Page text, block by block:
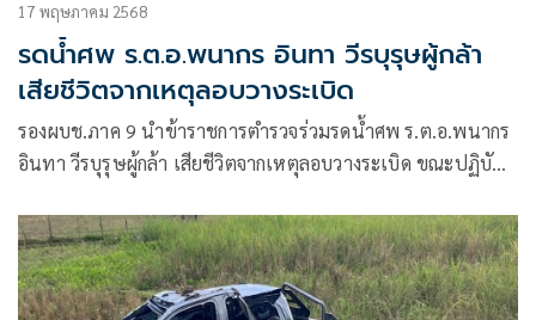
17 พฤษภาคม 2568
รดน้ำศพ ร.ต.อ.พนากร อินทา วีรบุรุษผู้กล้า
เสียชีวิตจากเหตุลอบวางระเบิด
รองผบช.ภาค 9 นำข้าราชการตำรวจร่วมรดน้ำศพ ร.ต.อ.พนากร
อินทา วีรบุรุษผู้กล้า เสียชีวิตจากเหตุลอบวางระเบิด ขณะปฏิบัติ